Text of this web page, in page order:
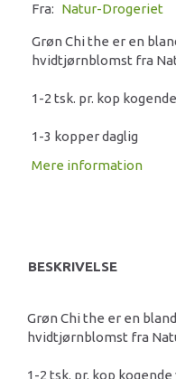
Fra: Natur-Drogeriet
Grøn Chi the er en
hvidtjørnblomst fra
1-2 tsk. pr. kop
1-3 kopper daglig
Mere information
BESKRIVELSE
Grøn Chi the er en
hvidtjørnblomst fra
1-2 tsk. pr. kop